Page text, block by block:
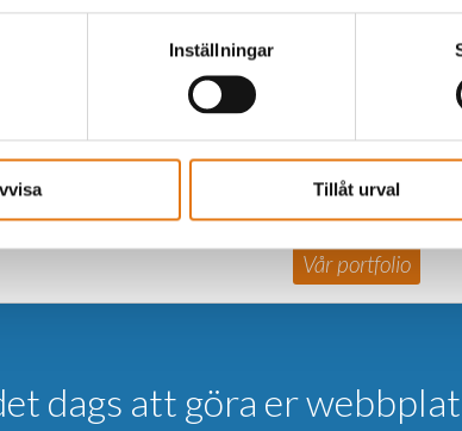
Inställningar
Tillåt urval
Vår portfolio
dags att göra er